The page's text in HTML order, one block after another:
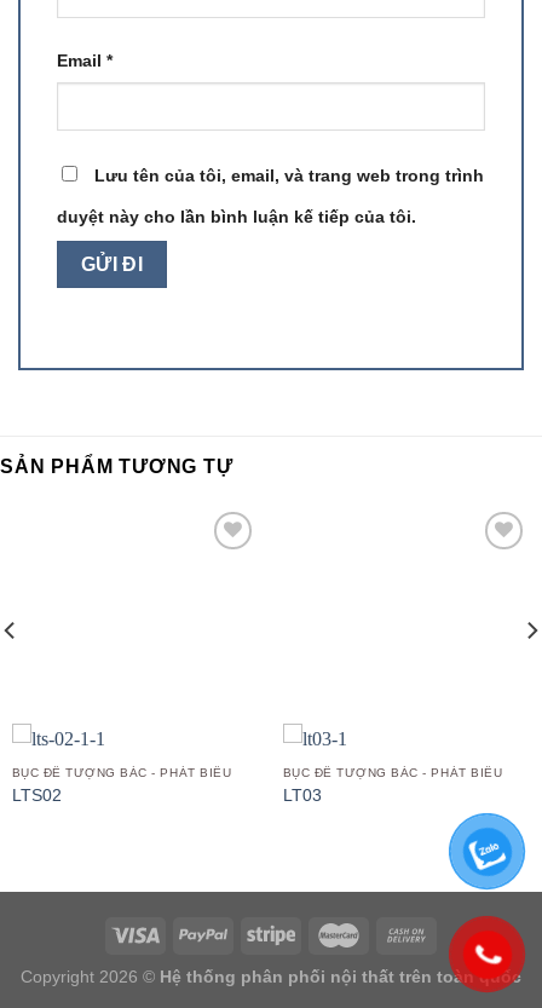
Email *
Lưu tên của tôi, email, và trang web trong trình
duyệt này cho lần bình luận kế tiếp của tôi.
SẢN PHẨM TƯƠNG TỰ
BỤC ĐỂ TƯỢNG BÁC - PHÁT BIỂU
LTS02
BỤC ĐỂ TƯỢNG BÁC - PHÁT BIỂU
LT03
Copyright 2026 © Hệ thống phân phối nội thất trên toàn quốc